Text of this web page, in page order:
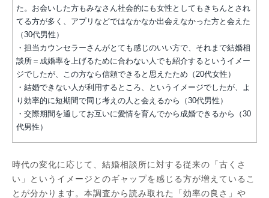
た。お会いした方もみなさん社会的にも女性としてもきちんとされ
てる方が多く、アプリなどではなかなか出会えなかった方と会えた
（30代男性）
・担当カウンセラーさんがとても感じのいい方で、それまで結婚相
談所＝成婚率を上げるために合わない人でも紹介するというイメー
ジでしたが、この方なら信頼できると思えたため（20代女性）
・結婚できない人が利用するところ、というイメージでしたが、よ
り効率的に短期間で同じ考えの人と会えるから（30代男性）
・交際期間を通してお互いに愛情を育んでから成婚できるから（30
代男性）
時代の変化に応じて、結婚相談所に対する従来の「古くさ
い」というイメージとのギャップを感じる方が増えているこ
とが分かります。本調査から読み取れた「効率の良さ」や